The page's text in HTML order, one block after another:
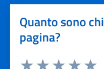
Quanto sono
pagina?